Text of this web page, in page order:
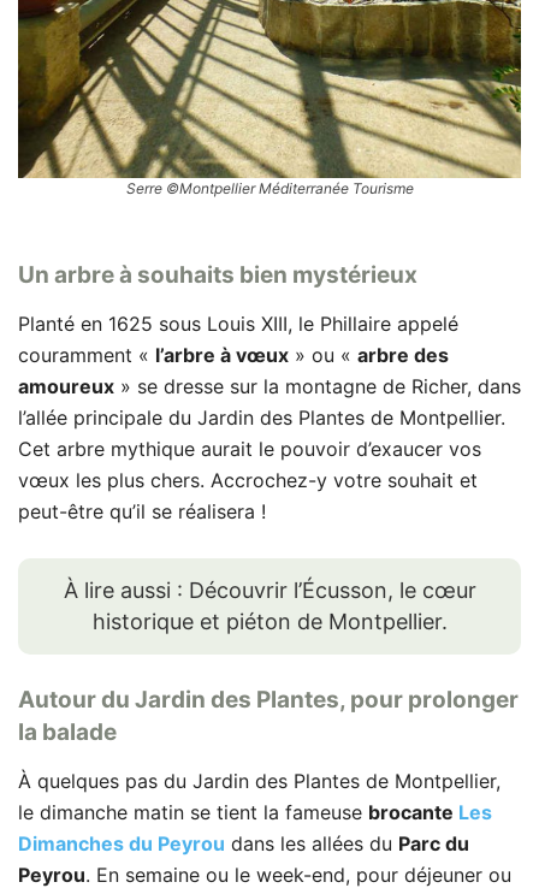
Serre ©Montpellier Méditerranée Tourisme
Un arbre à souhaits bien mystérieux
Planté en 1625 sous Louis XIII, le Phillaire appelé
couramment « l’arbre à vœux » ou « arbre des
amoureux » se dresse sur la montagne de Richer, dans
l’allée principale du Jardin des Plantes de Montpellier.
Cet arbre mythique aurait le pouvoir d’exaucer vos
vœux les plus chers. Accrochez-y votre souhait et
peut-être qu’il se réalisera !
À lire aussi : Découvrir l’Écusson, le cœur
historique et piéton de Montpellier.
Autour du Jardin des Plantes, pour prolonger
la balade
À quelques pas du Jardin des Plantes de Montpellier,
le dimanche matin se tient la fameuse brocante Les
Dimanches du Peyrou dans les allées du Parc du
Peyrou. En semaine ou le week-end, pour déjeuner ou